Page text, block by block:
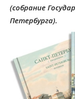
(собрание
Петербурга).